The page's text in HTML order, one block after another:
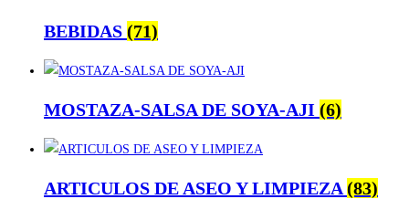
BEBIDAS (71)
MOSTAZA-SALSA DE SOYA-AJI (6)
ARTICULOS DE ASEO Y LIMPIEZA(83)